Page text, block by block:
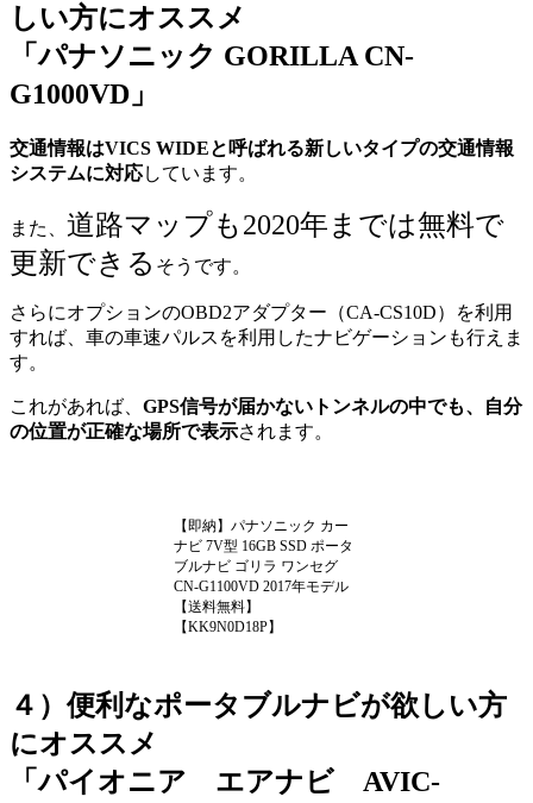
しい方にオススメ
「パナソニック GORILLA CN-
G1000VD」
交通情報はVICS WIDEと呼ばれる新しいタイプの交通情報
システムに対応しています。
また、 道路マップも2020年までは無料で
更新できる そうです。
さらにオプションのOBD2アダプター（CA-CS10D）を利用
すれば、車の車速パルスを利用したナビゲーションも行えま
す。
これがあれば、 GPS信号が届かないトンネルの中でも、自分
の位置が正確な場所で表示されます。
【即納】パナソニック カー
ナビ 7V型 16GB SSD ポータ
ブルナビ ゴリラ ワンセグ
CN-G1100VD 2017年モデル
【送料無料】
【KK9N0D18P】
４）便利なポータブルナビが欲しい方
にオススメ
「パイオニア エアナビ AVIC-